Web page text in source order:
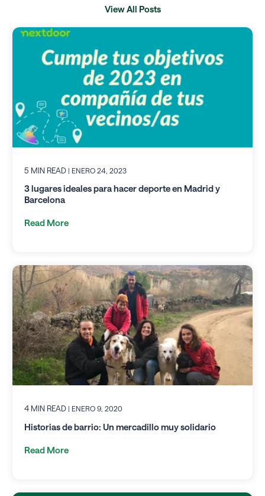
View All Posts
5 MIN READ | ENERO 24, 2023
3 lugares ideales para hacer deporte en Madrid y
Barcelona
Read More
4 MIN READ | ENERO 9, 2020
Historias de barrio: Un mercadillo muy solidario
Read More